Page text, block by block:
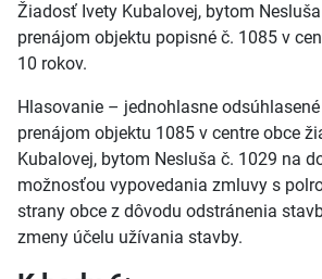
Žiadosť Ivety Kubalovej, bytom
prenájom objektu popisné č. 1085 v
10 rokov.
Hlasovanie – jednohlasne
prenájom objektu 1085 v centre obce
Kubalovej, bytom Nesluša č. 1029 na
možnosťou vypovedania zmluvy s
strany obce z dôvodu odstránenia
zmeny účelu užívania stavby.